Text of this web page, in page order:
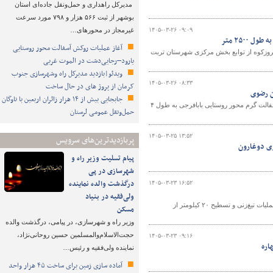
مدیرکل راهداری و حمل‌ونقل جاده‌ای استان
بوشهر از ثبت ۵۶۶ هزار و ۷۹۸ مورد سرعت
غیرمجاز در محورهای…
آغاز عملیات روکش آسفالت محور روستایی
یارود–رجایی‌دشت در الموت غربی
ویدئو|بازدید مدیرکل راه وشهرسازی جنوب
کرمان از پروژ های در حال ساخت
جابجایی بیش از ۱۴ هزار زائران اربعین با ناوگان
حمل‌ونقل عمومی لرستان
پربازدیدترین‌های سرویس
پیام تسلیت وزیر راه و
شهرسازی در پی
درگذشت والده نماینده
ولی‌فقیه در بنیاد
مسکن
وزیر راه و شهرسازی، در پیامی، درگذشت والده
حجت‌الاسلام‌والمسلمین حسین روحانی‌نژاد،
نماینده ولی‌فقیه و رئیس…
آماده سازی زمین برای ساخت ۴۵ هزار واحد
۱۴۰۵-۰۳-۲۶ ۰۹:۰۹
متر
از توابع بخش مرکزی شهرستان تربت
۱۴۰۵-۰۳-۲۶ ۰۸:۳۳
رضوی
رئیس اداره راهداری و حمل‌ونقل جاده‌ای شهرستان کلات از آغاز عملیات اجرایی پروژه آسفالت گرم محور روستایی بابافرجی به طول ۴
۱۴۰۵-۰۳-۲۵ ۱۳:۵۲
دوغارون
۱۴۰۵-۰۳-۲۳ ۱۶:۵۲
رئیس اداره راهداری و حمل‌ونقل جاده‌ای شهرستان فیروزه در خراسان رضوی از اجرای عملیات تیغ‌زنی و تسطیح ۲۰ کیلومتر از
۱۴۰۵-۰۳-۲۳ ۰۹:۱۶